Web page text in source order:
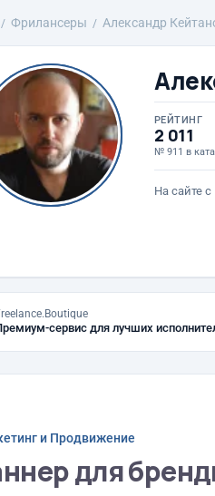
Фрилансеры Александр
РЕЙТИНГ
2 011
№ 911 в
На сайте с
сервис для лучших
и Продвижение
для